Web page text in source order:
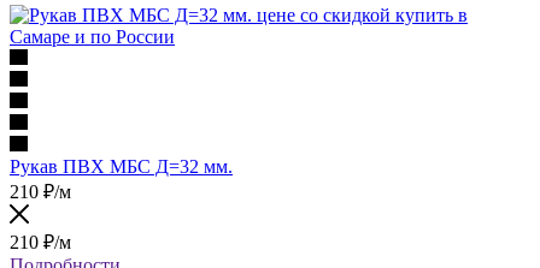
Рукав ПВХ МБС Д=32 мм.
210 ₽/м
210 ₽/м